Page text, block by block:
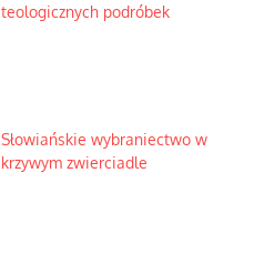
teologicznych podróbek
Słowiańskie wybraniectwo w
krzywym zwierciadle